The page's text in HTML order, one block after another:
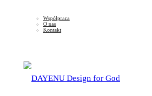
Współpraca
O nas
Kontakt